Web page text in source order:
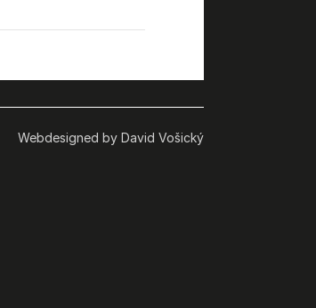
Webdesigned by David Vošický